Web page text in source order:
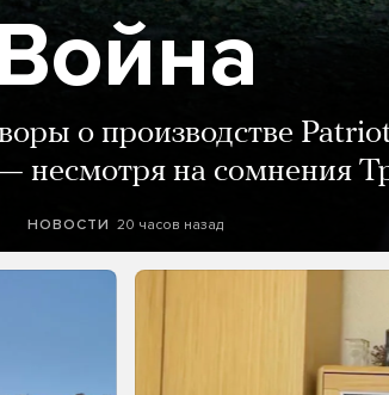
о производстве
несмотря на сомнения
НОВОСТИ 20 часов назад